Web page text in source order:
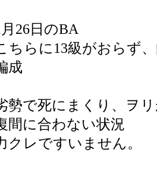
月26日のBA
ちらに13級がおらず
成
勢で死にまくり、ヲ
間に合わない状況
クレですいません。